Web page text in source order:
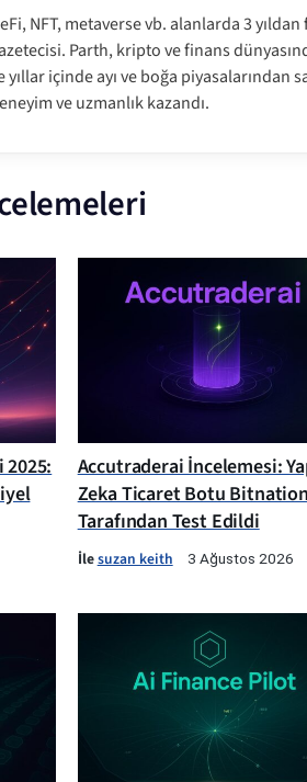
NFT, metaverse vb. alanlarda 3
Parth, kripto ve finans
yıllar içinde ayı ve boğa
ve uzmanlık kazandı.
2025:
Accutraderai İncelemesi:
Zeka Ticaret Botu
Tarafından Test Edildi
İlesuzan keith 3 Ağustos 2026